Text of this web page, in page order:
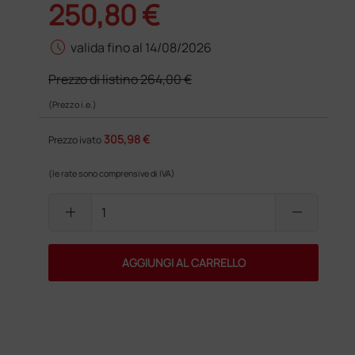
250,80 €
schedule valida fino al 14/08/2026
Prezzo di listino264,00 €
(Prezzo i.e.)
Prezzo ivato 305,98 €
(le rate sono comprensive di IVA)
add remove
AGGIUNGI AL CARRELLO